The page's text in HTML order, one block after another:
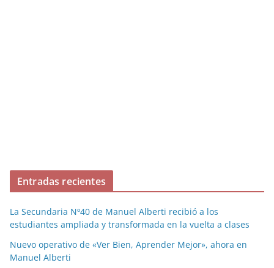
Entradas recientes
La Secundaria Nº40 de Manuel Alberti recibió a los
estudiantes ampliada y transformada en la vuelta a clases
Nuevo operativo de «Ver Bien, Aprender Mejor», ahora en
Manuel Alberti